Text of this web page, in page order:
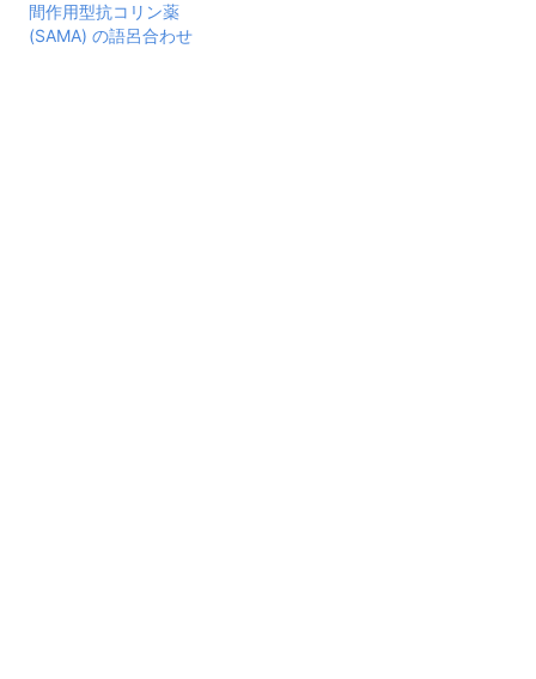
間作用型抗コリン薬
(SAMA) の語呂合わせ